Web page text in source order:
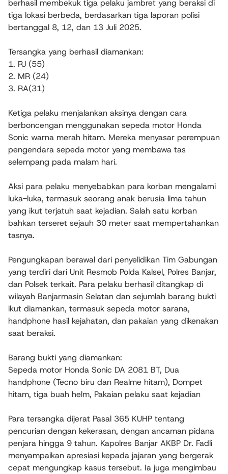
berhasil membekuk tiga pelaku jambret yang beraksi di
tiga lokasi berbeda, berdasarkan tiga laporan polisi
bertanggal 8, 12, dan 13 Juli 2025.
Tersangka yang berhasil diamankan:
1. RJ (55)
2. MR (24)
3. RA(31)
Ketiga pelaku menjalankan aksinya dengan cara
berboncengan menggunakan sepeda motor Honda
Sonic warna merah hitam. Mereka menyasar perempuan
pengendara sepeda motor yang membawa tas
selempang pada malam hari.
Aksi para pelaku menyebabkan para korban mengalami
luka-luka, termasuk seorang anak berusia lima tahun
yang ikut terjatuh saat kejadian. Salah satu korban
bahkan terseret sejauh 30 meter saat mempertahankan
tasnya.
Pengungkapan berawal dari penyelidikan Tim Gabungan
yang terdiri dari Unit Resmob Polda Kalsel, Polres Banjar,
dan Polsek terkait. Para pelaku berhasil ditangkap di
wilayah Banjarmasin Selatan dan sejumlah barang bukti
ikut diamankan, termasuk sepeda motor sarana,
handphone hasil kejahatan, dan pakaian yang dikenakan
saat beraksi.
Barang bukti yang diamankan:
Sepeda motor Honda Sonic DA 2081 BT, Dua
handphone (Tecno biru dan Realme hitam), Dompet
hitam, tiga buah helm, Pakaian pelaku saat kejadian
Para tersangka dijerat Pasal 365 KUHP tentang
pencurian dengan kekerasan, dengan ancaman pidana
penjara hingga 9 tahun. Kapolres Banjar AKBP Dr. Fadli
menyampaikan apresiasi kepada jajaran yang bergerak
cepat mengungkap kasus tersebut. Ia juga mengimbau